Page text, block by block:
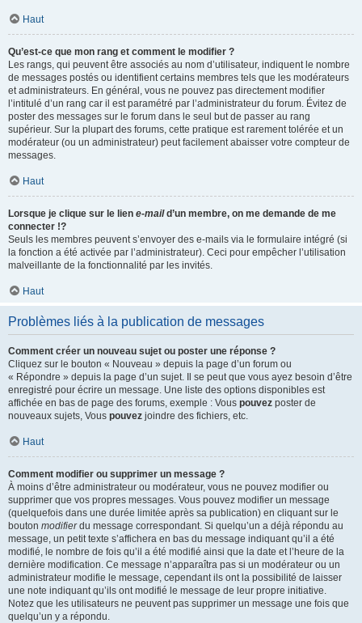
Haut
Qu’est-ce que mon rang et comment le modifier ?
Les rangs, qui peuvent être associés au nom d’utilisateur, indiquent le nombre
de messages postés ou identifient certains membres tels que les modérateurs
et administrateurs. En général, vous ne pouvez pas directement modifier
l’intitulé d’un rang car il est paramétré par l’administrateur du forum. Évitez de
poster des messages sur le forum dans le seul but de passer au rang
supérieur. Sur la plupart des forums, cette pratique est rarement tolérée et un
modérateur (ou un administrateur) peut facilement abaisser votre compteur de
messages.
Haut
Lorsque je clique sur le lien e-maild’un membre, on me demande de me
connecter !?
Seuls les membres peuvent s’envoyer des e-mails via le formulaire intégré (si
la fonction a été activée par l’administrateur). Ceci pour empêcher l’utilisation
malveillante de la fonctionnalité par les invités.
Haut
Problèmes liés à la publication de messages
Comment créer un nouveau sujet ou poster une réponse ?
Cliquez sur le bouton « Nouveau » depuis la page d’un forum ou
« Répondre » depuis la page d’un sujet. Il se peut que vous ayez besoin d’être
enregistré pour écrire un message. Une liste des options disponibles est
affichée en bas de page des forums, exemple : Vous pouvez poster de
nouveaux sujets, Vous pouvez joindre des fichiers, etc.
Haut
Comment modifier ou supprimer un message ?
À moins d’être administrateur ou modérateur, vous ne pouvez modifier ou
supprimer que vos propres messages. Vous pouvez modifier un message
(quelquefois dans une durée limitée après sa publication) en cliquant sur le
bouton modifierdu message correspondant. Si quelqu’un a déjà répondu au
message, un petit texte s’affichera en bas du message indiquant qu’il a été
modifié, le nombre de fois qu’il a été modifié ainsi que la date et l’heure de la
dernière modification. Ce message n’apparaîtra pas si un modérateur ou un
administrateur modifie le message, cependant ils ont la possibilité de laisser
une note indiquant qu’ils ont modifié le message de leur propre initiative.
Notez que les utilisateurs ne peuvent pas supprimer un message une fois que
quelqu’un y a répondu.